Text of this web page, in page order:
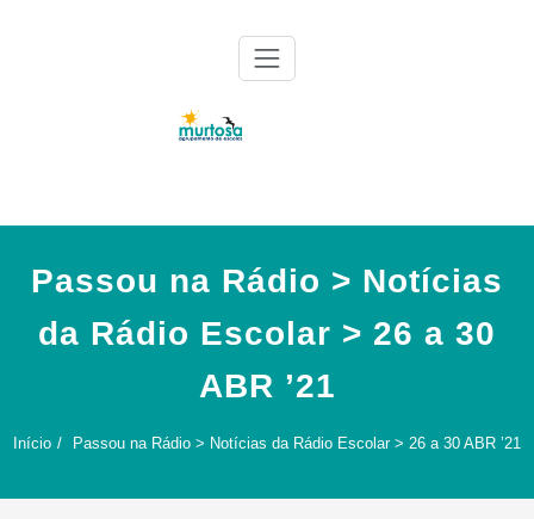
Passou na Rádio > Notícias
da Rádio Escolar > 26 a 30
ABR ’21
Início Passou na Rádio > Notícias da Rádio Escolar > 26 a 30 ABR ’21